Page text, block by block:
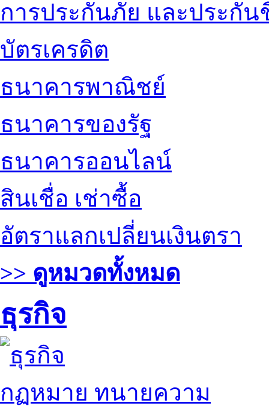
การประกันภัย และประกัน
บัตรเครดิต
ธนาคารพาณิชย์
ธนาคารของรัฐ
ธนาคารออนไลน์
สินเชื่อ เช่าซื้อ
อัตราแลกเปลี่ยนเงินตรา
>> ดูหมวดทั้งหมด
ธุรกิจ
กฏหมาย ทนายความ